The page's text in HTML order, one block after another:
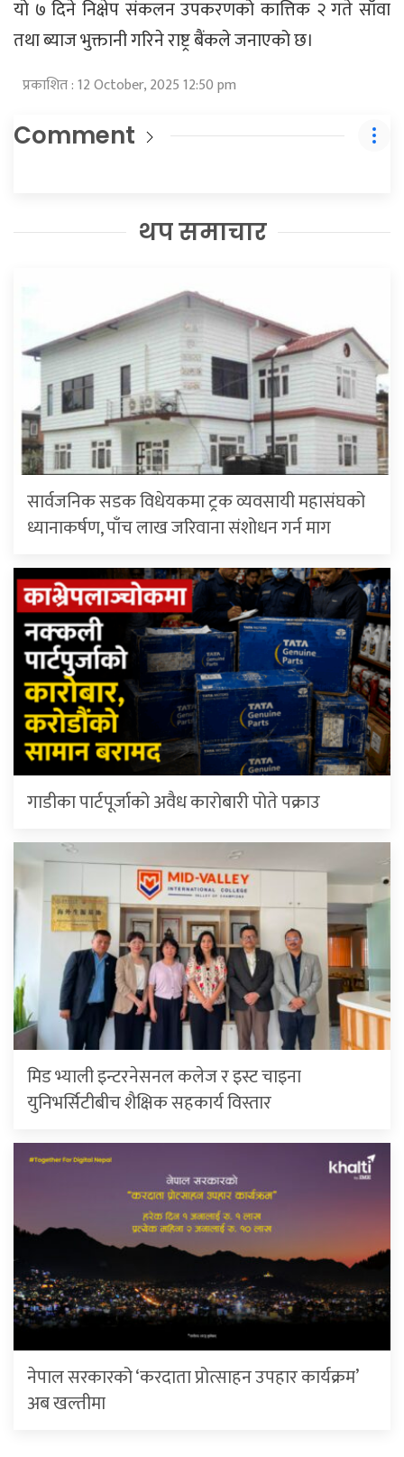
यो ७ दिने निक्षेप संकलन उपकरणको कात्तिक २ गते साँवा
तथा ब्याज भुक्तानी गरिने राष्ट्र बैंकले जनाएको छ।
प्रकाशित : 12 October, 2025 12:50 pm
Comment
थप समाचार
सार्वजनिक सडक विधेयकमा ट्रक व्यवसायी महासंघको
ध्यानाकर्षण, पाँच लाख जरिवाना संशोधन गर्न माग
गाडीका पार्टपूर्जाको अवैध कारोबारी पोते प‌क्राउ
मिड भ्याली इन्टरनेसनल कलेज र इस्ट चाइना
युनिभर्सिटीबीच शैक्षिक सहकार्य विस्तार
नेपाल सरकारको ‘करदाता प्रोत्साहन उपहार कार्यक्रम’
अब खल्तीमा